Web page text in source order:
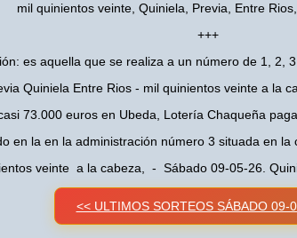
mil quinientos veinte, Quiniela, Previa, Entre
+++
es aquella que se realiza a un número de 1, 2,
Quiniela Entre Rios - mil quinientos veinte a la
73.000 euros en Ubeda, Lotería Chaqueña
en la en la administración número 3 situada en
veinte a la cabeza, - Sábado 09-05-26.
<< ULTIMOS SORTEOS SÁBADO 09-